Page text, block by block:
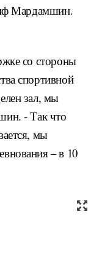
Мардамшин.
со стороны
спортивной
зал, мы
- Так что
мы
– в 10